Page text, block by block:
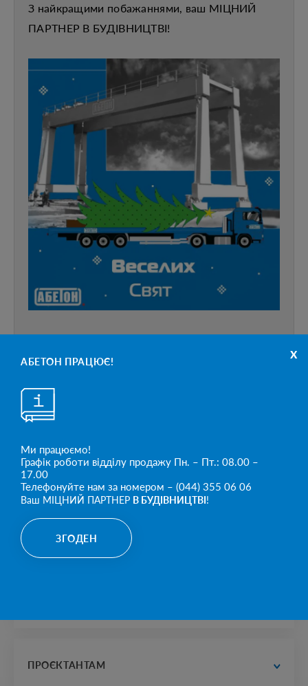
x
АБЕТОН ПРАЦЮЄ!
Ми працюємо!
Графік роботи відділу продажу Пн. – Пт.: 08.00 –
17.00
Телефонуйте нам за номером – (044) 355 06 06
Ваш МІЦНИЙ ПАРТНЕР В БУДІВНИЦТВІ!
ЗГОДЕН
З найкращими побажаннями, ваш МІЦНИЙ
ПАРТНЕР В БУДІВНИЦТВІ!
NEXT NEWS
МІЦНИЙ ПАРТНЕР
В БУДІВНИЦТВІ
ПРОЄКТАНТАМ